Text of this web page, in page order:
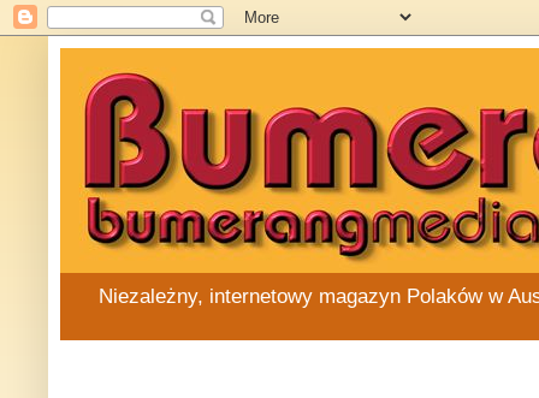
Niezależny, internetowy magazyn Polaków w